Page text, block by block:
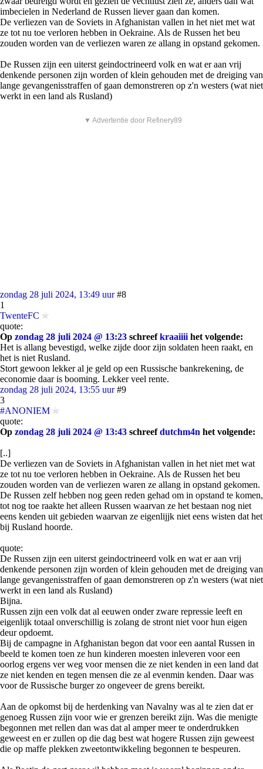
imbecielen in Nederland de Russen liever gaan dan komen.
De verliezen van de Soviets in Afghanistan vallen in het niet met wat
ze tot nu toe verloren hebben in Oekraine. Als de Russen het beu
zouden worden van de verliezen waren ze allang in opstand gekomen.
De Russen zijn een uiterst geindoctrineerd volk en wat er aan vrij
denkende personen zijn worden of klein gehouden met de dreiging van
lange gevangenisstraffen of gaan demonstreren op z'n westers (wat niet
werkt in een land als Rusland)
▼ Advertentie door Refinery89
zondag 28 juli 2024, 13:49 uur #8
1
TwenteFC
quote:
Op zondag 28 juli 2024 @ 13:23 schreefkraaiiii het volgende:
Het is allang bevestigd, welke zijde door zijn soldaten heen raakt, en
het is niet Rusland.
Stort gewoon lekker al je geld op een Russische bankrekening, de
economie daar is booming. Lekker veel rente.
zondag 28 juli 2024, 13:55 uur #9
3
#ANONIEM
quote:
Op zondag 28 juli 2024 @ 13:43 schreefdutchm4n het volgende:
[..]
De verliezen van de Soviets in Afghanistan vallen in het niet met wat
ze tot nu toe verloren hebben in Oekraine. Als de Russen het beu
zouden worden van de verliezen waren ze allang in opstand gekomen.
De Russen zelf hebben nog geen reden gehad om in opstand te komen,
tot nog toe raakte het alleen Russen waarvan ze het bestaan nog niet
eens kenden uit gebieden waarvan ze eigenlijjk niet eens wisten dat het
bij Rusland hoorde.
quote:
De Russen zijn een uiterst geindoctrineerd volk en wat er aan vrij
denkende personen zijn worden of klein gehouden met de dreiging van
lange gevangenisstraffen of gaan demonstreren op z'n westers (wat niet
werkt in een land als Rusland)
Bijna.
Russen zijn een volk dat al eeuwen onder zware repressie leeft en
eigenlijk totaal onverschillig is zolang de stront niet voor hun eigen
deur opdoemt.
Bij de campagne in Afghanistan begon dat voor een aantal Russen in
beeld te komen toen ze hun kinderen moesten inleveren voor een
oorlog ergens ver weg voor mensen die ze niet kenden in een land dat
ze niet kenden en tegen mensen die ze al evenmin kenden. Daar was
voor de Russische burger zo ongeveer de grens bereikt.
Aan de opkomst bij de herdenking van Navalny was al te zien dat er
genoeg Russen zijn voor wie er grenzen bereikt zijn. Was die menigte
begonnen met rellen dan was dat al amper meer te onderdrukken
geweest en er zullen op die dag best wat hogere Russen zijn geweest
die op maffe plekken zweetontwikkeling begonnen te bespeuren.